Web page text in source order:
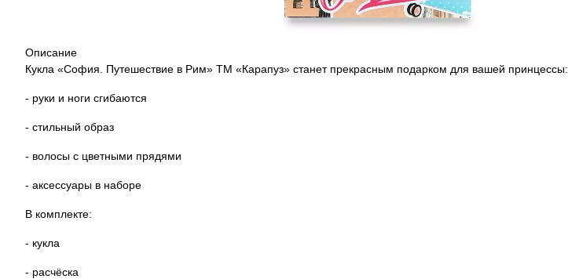
Описание
Кукла «София. Путешествие в Рим» ТМ «Карапуз» станет прекрасным подарком для вашей принцессы:
- руки и ноги сгибаются
- стильный образ
- волосы с цветными прядями
- аксессуары в наборе
В комплекте:
- кукла
- расчёска